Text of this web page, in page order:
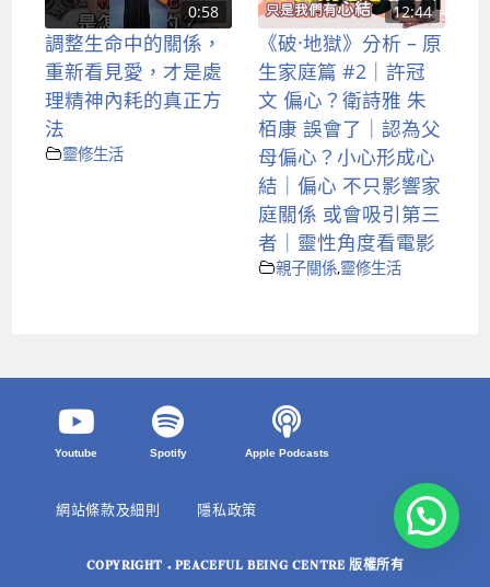
0:58
調整生命中的關係，
重新看見愛，才是處
理精神內耗的真正方
法
靈修生活
12:44
《破·地獄》分析 – 原
生家庭篇 #2｜許冠
文 偏心？衛詩雅 朱
栢康 誤會了｜認為父
母偏心？小心形成心
結｜偏心 不只影響家
庭關係 或會吸引第三
者｜靈性角度看電影
親子關係,靈修生活
Youtube Spotify Apple Podcasts
網站條款及細則 隱私政策
COPYRIGHT © PEACEFUL BEING CENTRE 版權所有